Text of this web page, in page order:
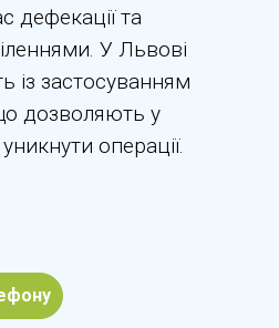
дефекації та
У Львові
із застосуванням
дозволяють у
операції.